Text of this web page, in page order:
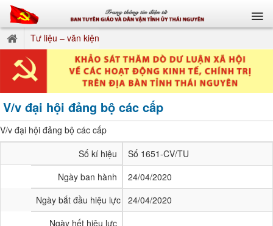
Tư liệu – văn kiện
V/v đại hội đảng bộ các cấp
V/v đại hội đảng bộ các cấp
Số kí hiệu
Số 1651-CV/TU
Ngày ban hành
24/04/2020
Ngày bắt đầu hiệu lực 24/04/2020
Ngày hết hiệu lực